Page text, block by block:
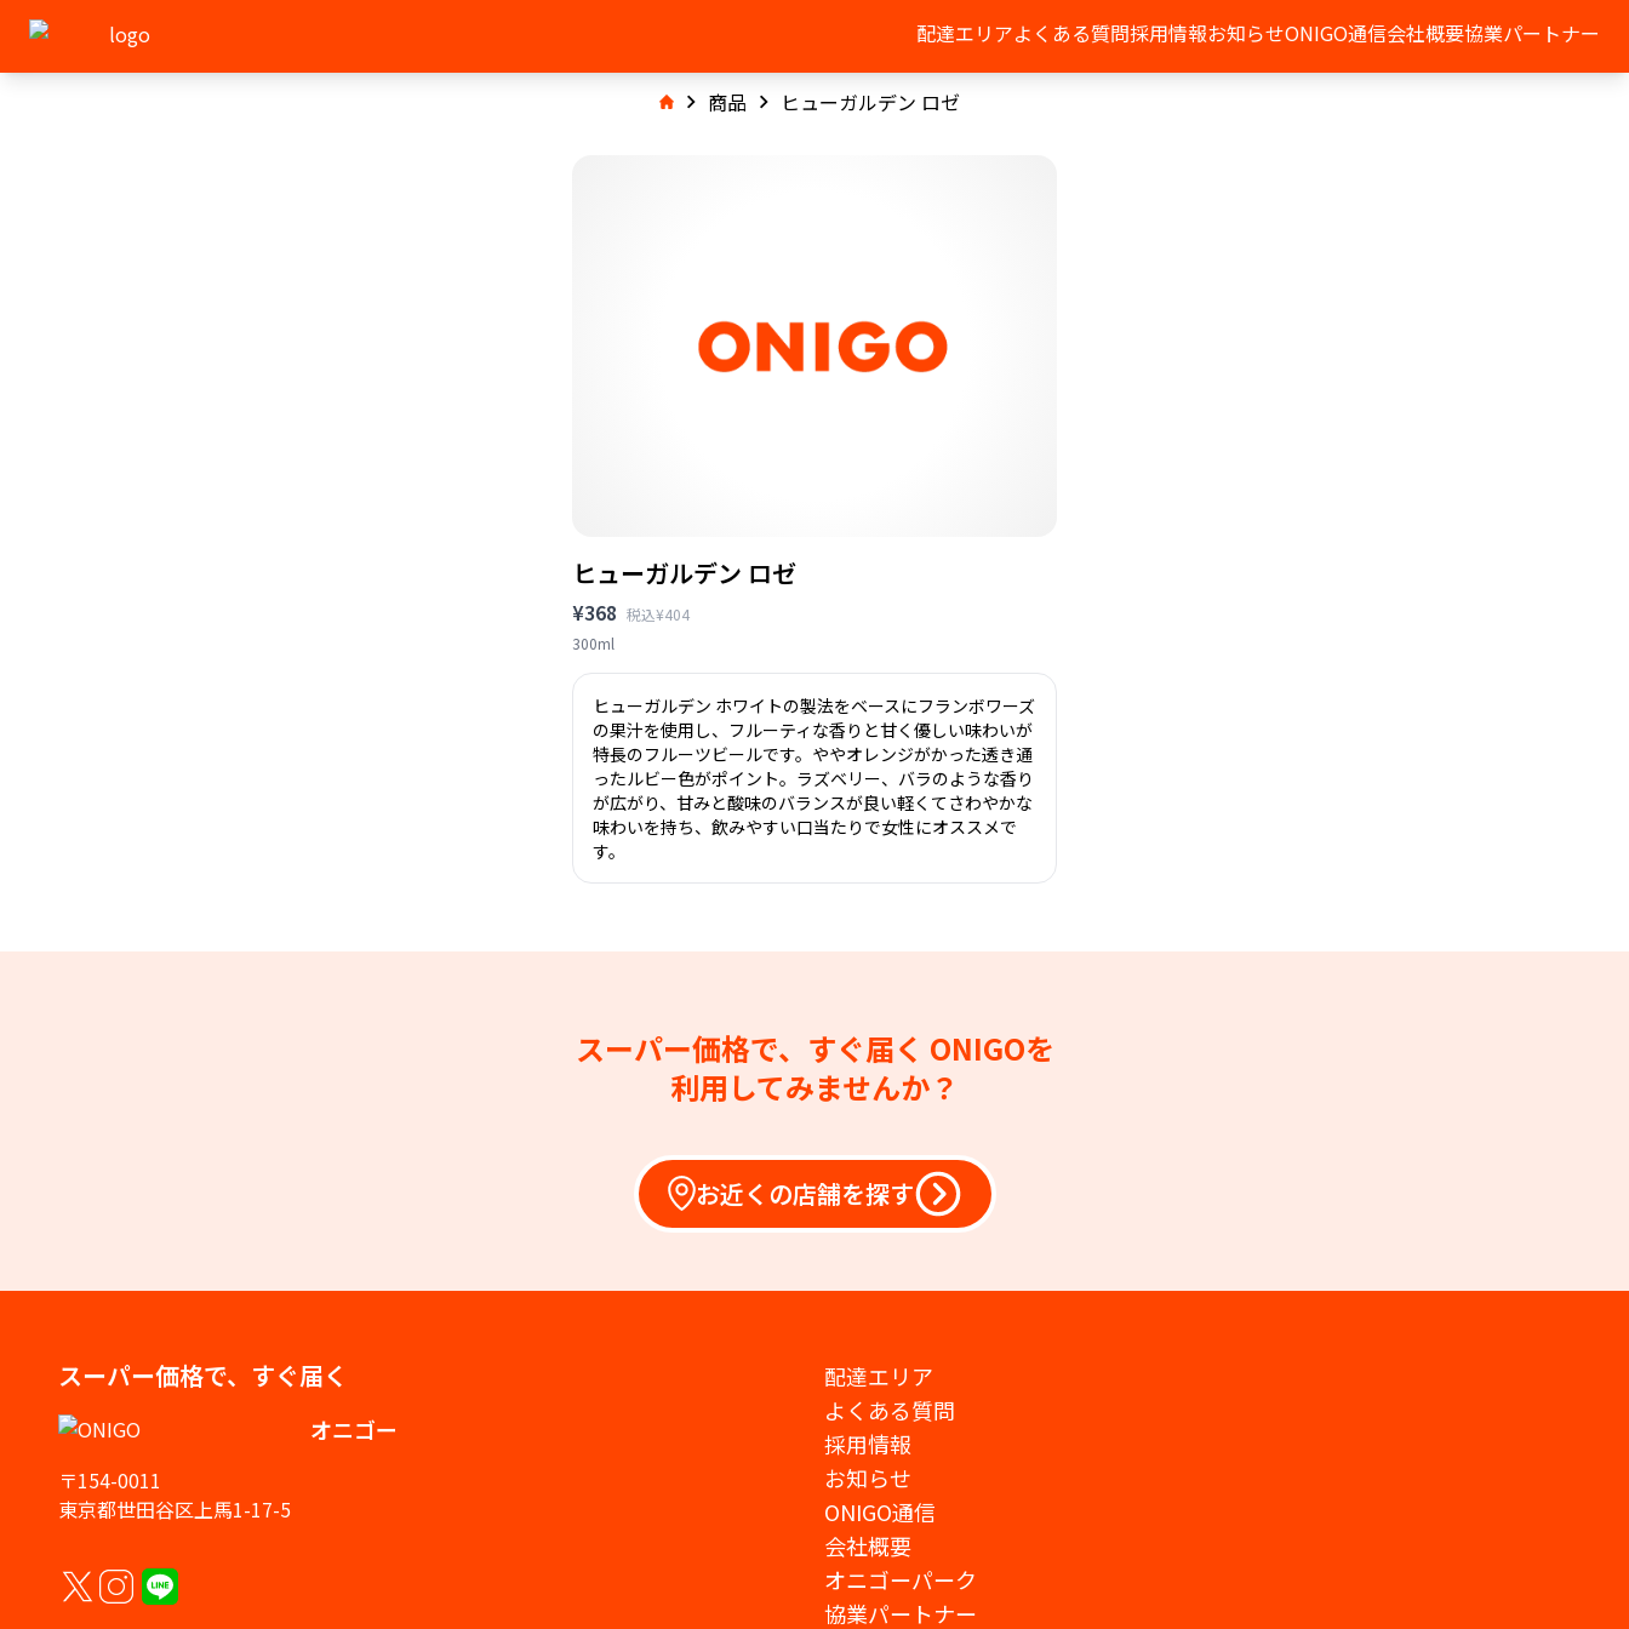
配達エリアよくある質問採用情報お知らせONIGO通信会社概要協業パートナー
商品 ヒューガルデン ロゼ
ヒューガルデン ロゼ
¥368 税込¥404
300ml
ヒューガルデン ホワイトの製法をベースにフランボワーズ
の果汁を使用し、フルーティな香りと甘く優しい味わいが
特長のフルーツビールです。ややオレンジがかった透き通
ったルビー色がポイント。ラズベリー、バラのような香り
が広がり、甘みと酸味のバランスが良い軽くてさわやかな
味わいを持ち、飲みやすい口当たりで女性にオススメで
す。
スーパー価格で、すぐ届く ONIGOを
利用してみませんか？
お近くの店舗を探す
スーパー価格で、すぐ届く
オニゴー
〒154-0011
東京都世田谷区上馬1-17-5
配達エリア
よくある質問
採用情報
お知らせ
ONIGO通信
会社概要
オニゴーパーク
協業パートナー